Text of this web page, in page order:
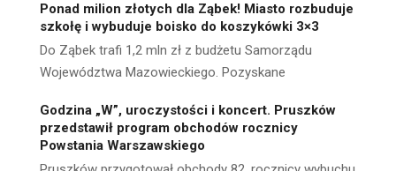
Ponad milion złotych dla Ząbek! Miasto rozbuduje
szkołę i wybuduje boisko do koszykówki 3×3
Do Ząbek trafi 1,2 mln zł z budżetu Samorządu
Województwa Mazowieckiego. Pozyskane
Godzina „W”, uroczystości i koncert. Pruszków
przedstawił program obchodów rocznicy
Powstania Warszawskiego